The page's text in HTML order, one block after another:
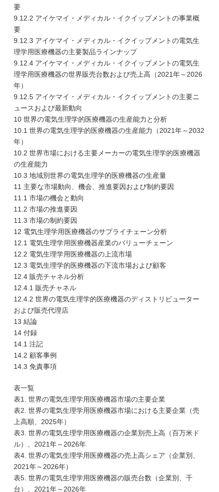
要
9.12.2 アイケマイ・メディカル・イクイップメントの事業概
要
9.12.3 アイケマイ・メディカル・イクイップメントの電気生
理学用医療機器の主要製品ラインナップ
9.12.4 アイケマイ・メディカル・イクイップメントの電気生
理学用医療機器の世界販売台数および売上高（2021年～2026
年）
9.12.5 アイケマイ・メディカル・イクイップメントの主要ニ
ュースおよび最新動向
10 世界の電気生理学的医療機器の生産能力と分析
10.1 世界の電気生理学的医療機器の生産能力（2021年～2032
年）
10.2 世界市場における主要メーカーの電気生理学的医療機器
の生産能力
10.3 地域別世界の電気生理学的医療機器の生産量
11 主要な市場動向、機会、推進要因および制約要因
11.1 市場の機会と動向
11.2 市場の推進要因
11.3 市場の制約要因
12 電気生理学用医療機器のサプライチェーン分析
12.1 電気生理学用医療機器産業のバリューチェーン
12.2 電気生理学用医療機器の上流市場
12.3 電気生理学的医療機器の下流市場および顧客
12.4 販売チャネル分析
12.4.1 販売チャネル
12.4.2 世界の電気生理学的医療機器のディストリビューター
および販売代理店
13 結論
14 付録
14.1 注記
14.2 顧客事例
14.3 免責事項
表一覧
表1. 世界の電気生理学用医療機器市場の主要企業
表2. 世界の電気生理学用医療機器市場における主要企業（売
上高順、2025年）
表3. 世界の電気生理学用医療機器の企業別売上高（百万米ド
ル）、2021年～2026年
表4. 世界の電気生理学用医療機器の売上高シェア（企業別、
2021年～2026年）
表5. 世界の電気生理学用医療機器の販売台数（企業別、千
台）、2021年～2026年